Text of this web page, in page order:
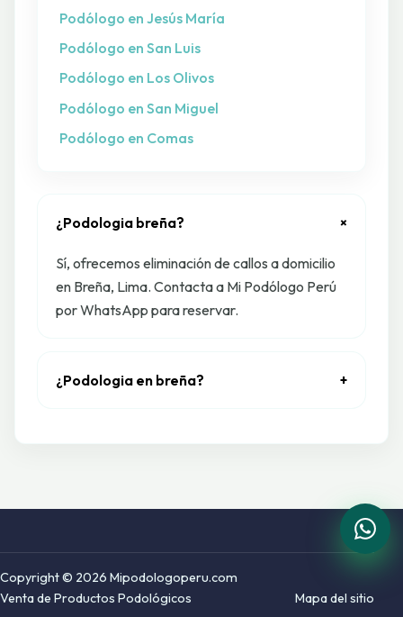
Podólogo en Jesús María
Podólogo en San Luis
Podólogo en Los Olivos
Podólogo en San Miguel
Podólogo en Comas
¿Podologia breña? +
Sí, ofrecemos eliminación de callos a domicilio
en Breña, Lima. Contacta a Mi Podólogo Perú
por WhatsApp para reservar.
¿Podologia en breña? +
Copyright © 2026 Mipodologoperu.com
Venta de Productos Podológicos
Mapa del sitio